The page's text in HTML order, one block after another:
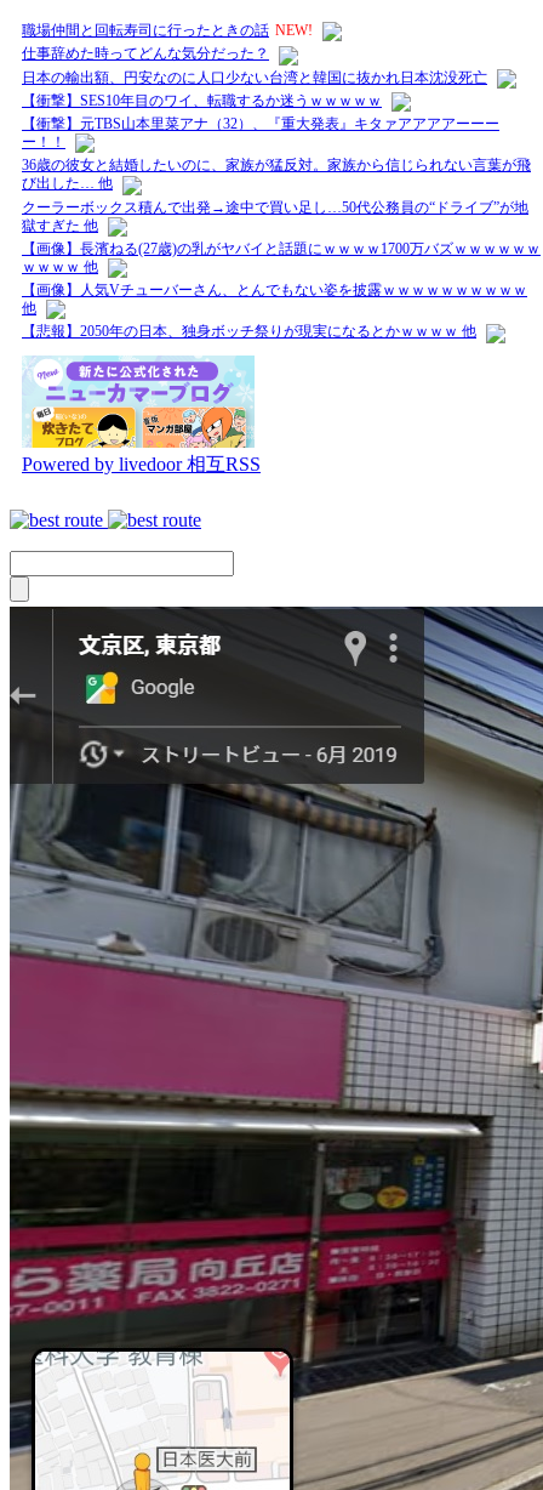
職場仲間と回転寿司に行ったときの話 NEW!
仕事辞めた時ってどんな気分だった？
日本の輸出額、円安なのに人口少ない台湾と韓国に抜かれ日本沈没死亡
【衝撃】SES10年目のワイ、転職するか迷うｗｗｗｗｗ
【衝撃】元TBS山本里菜アナ（32）、『重大発表』キタァアアアアーーー
ー！！
36歳の彼女と結婚したいのに、家族が猛反対。家族から信じられない言葉が飛
び出した… 他
クーラーボックス積んで出発→途中で買い足し…50代公務員の“ドライブ”が地
獄すぎた 他
【画像】長濱ねる(27歳)の乳がヤバイと話題にｗｗｗｗ1700万バズｗｗｗｗｗｗ
ｗｗｗｗ 他
【画像】人気Vチューバーさん、とんでもない姿を披露ｗｗｗｗｗｗｗｗｗｗ
他
【悲報】2050年の日本、独身ボッチ祭りが現実になるとかｗｗｗｗ 他
Powered by livedoor 相互RSS